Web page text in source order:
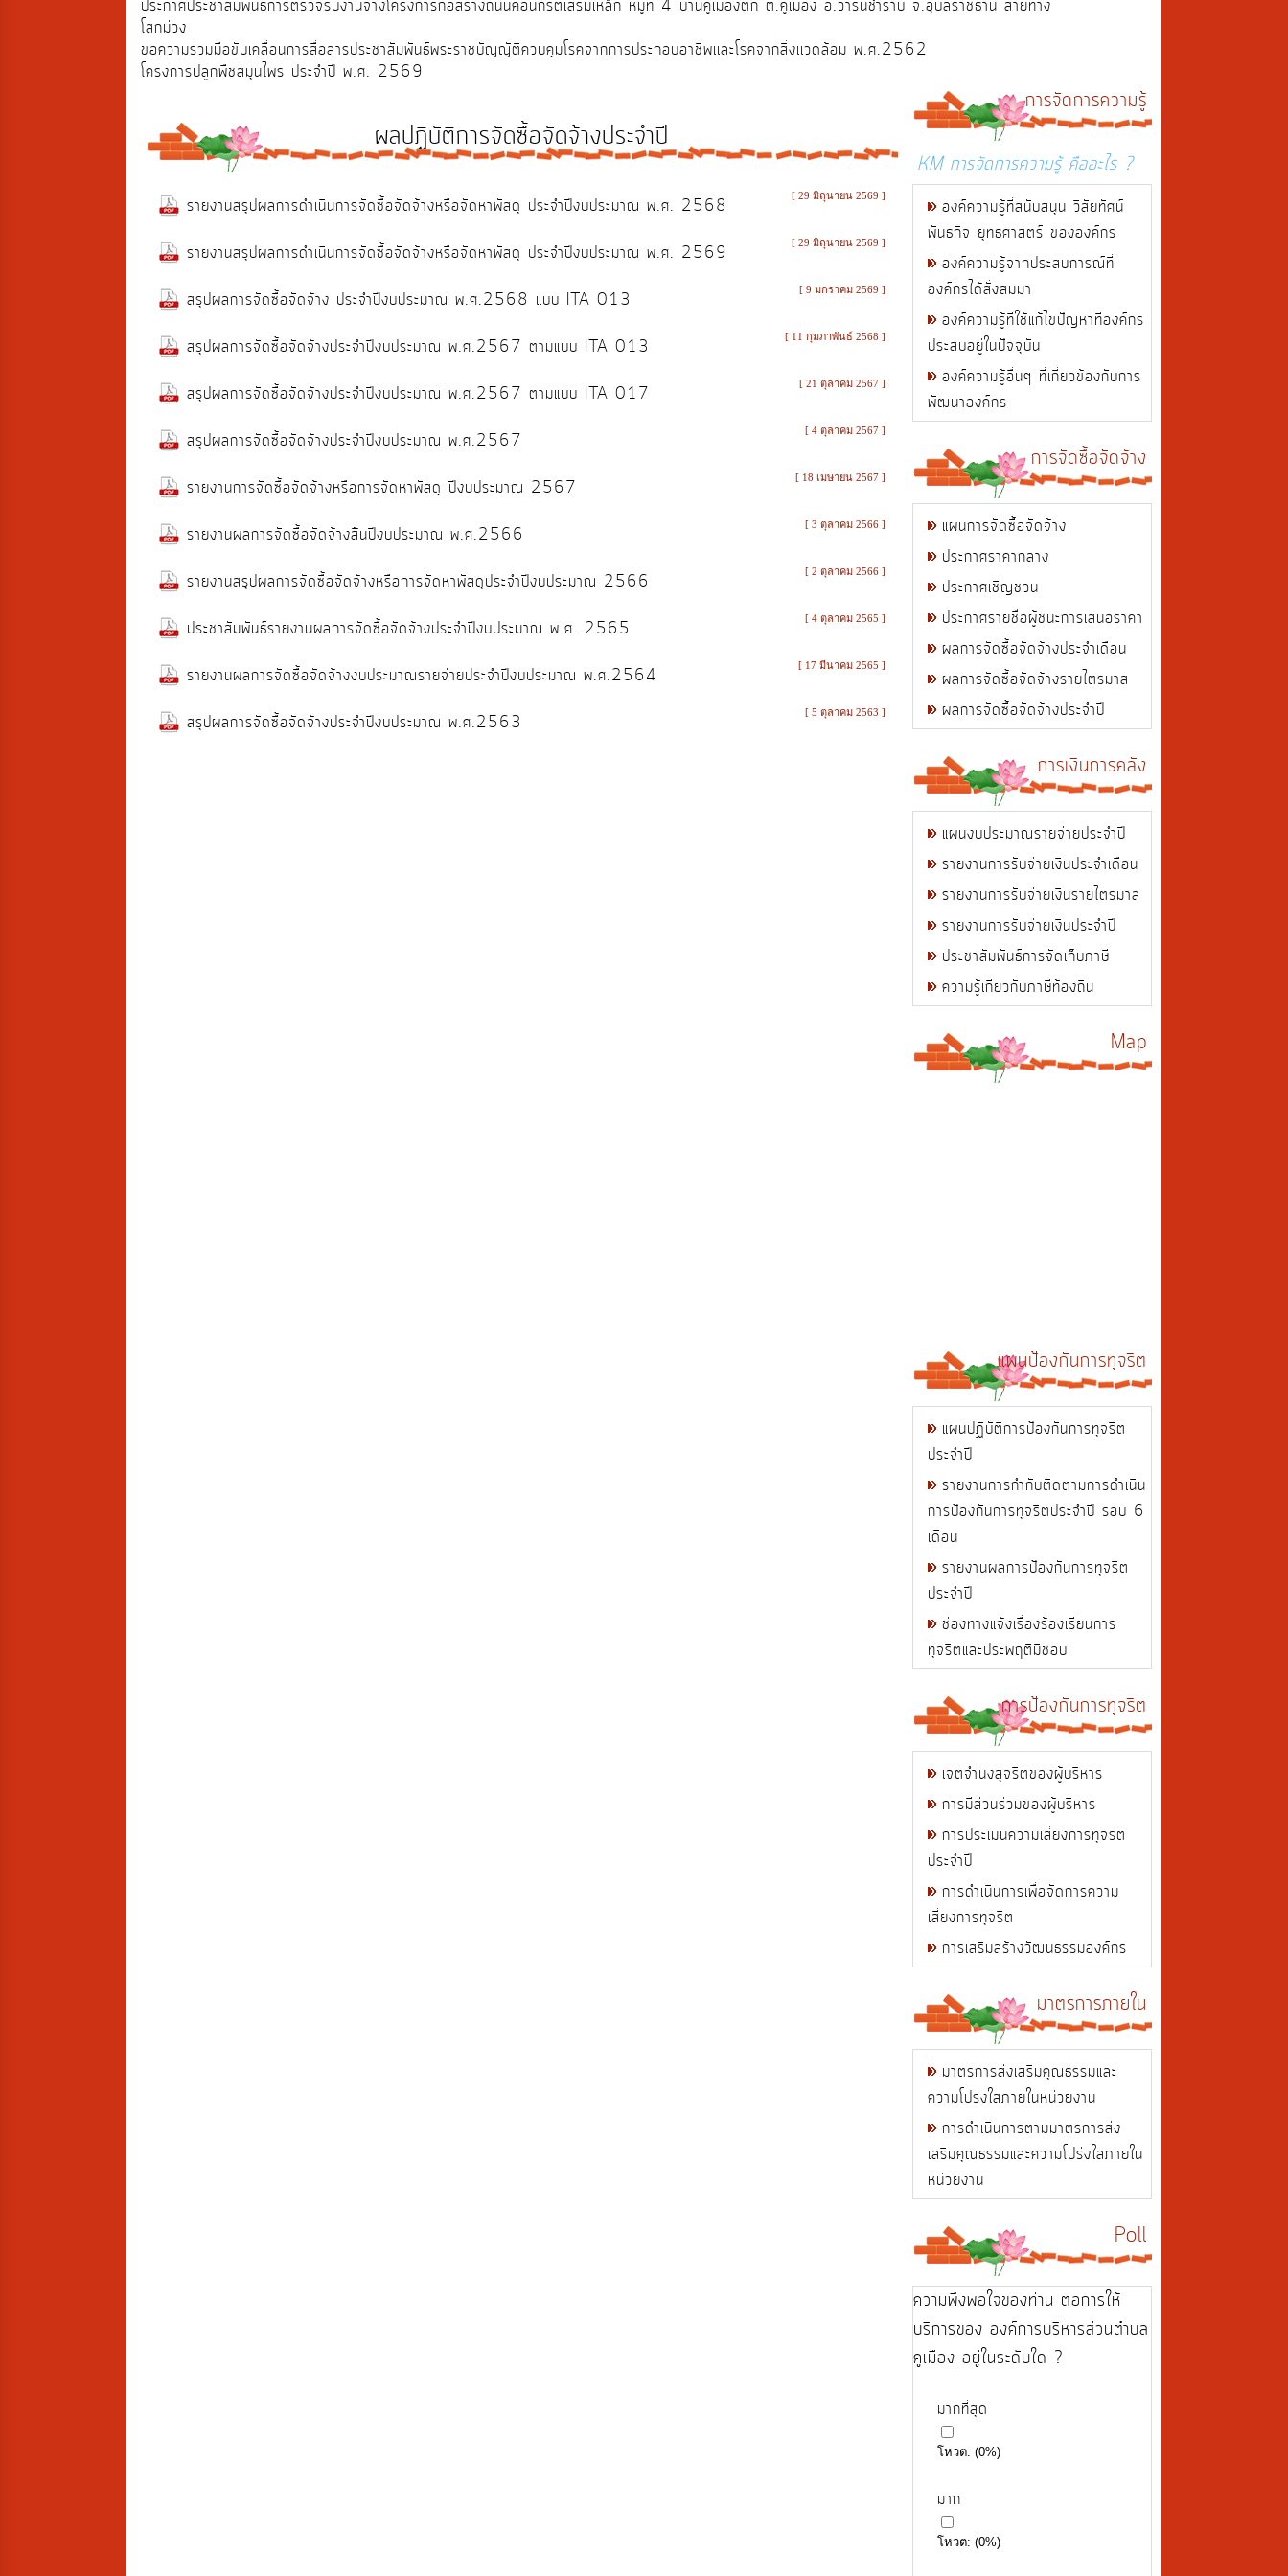
ประกาศประชาสัมพันธ์การตรวจรับงานจ้างโครงการก่อสร้างถนนคอนกรีตเสริมเหล็ก หมู่ที่ 4 บ้านคูเมืองตก ต.คูเมือง อ.วารินชำราบ จ.อุบลราชธานี สายทาง
โสกม่วง
ขอความร่วมมือขับเคลื่อนการสื่อสารประชาสัมพันธ์พระราชบัญญัติควบคุมโรคจากการประกอบอาชีพเเละโรคจากสิ่งเเวดล้อม พ.ศ.2562
โครงการปลูกพืชสมุนไพร ประจำปี พ.ศ. 2569
ผลปฏิบัติการจัดซื้อจัดจ้างประจำปี
รายงานสรุปผลการดำเนินการจัดซื้อจัดจ้างหรือจัดหาพัสดุ ประจำปีงบประมาณ พ.ศ. 2568 [ 29 มิถุนายน 2569 ]
รายงานสรุปผลการดำเนินการจัดซื้อจัดจ้างหรือจัดหาพัสดุ ประจำปีงบประมาณ พ.ศ. 2569 [ 29 มิถุนายน 2569 ]
สรุปผลการจัดซื้อจัดจ้าง ประจำปีงบประมาณ พ.ศ.2568 แบบ ITA 013 [ 9 มกราคม 2569 ]
สรุปผลการจัดซื้อจัดจ้างประจำปีงบประมาณ พ.ศ.2567 ตามแบบ ITA 013 [ 11 กุมภาพันธ์ 2568 ]
สรุปผลการจัดซื้อจัดจ้างประจำปีงบประมาณ พ.ศ.2567 ตามแบบ ITA 017 [ 21 ตุลาคม 2567 ]
สรุปผลการจัดซื้อจัดจ้างประจำปีงบประมาณ พ.ศ.2567 [ 4 ตุลาคม 2567 ]
รายงานการจัดซื้อจัดจ้างหรือการจัดหาพัสดุ ปีงบประมาณ 2567 [ 18 เมษายน 2567 ]
รายงานผลการจัดซื้อจัดจ้างส้ินปีงบประมาณ พ.ศ.2566 [ 3 ตุลาคม 2566 ]
รายงานสรุปผลการจัดซื้อจัดจ้างหรือการจัดหาพัสดุประจำปีงบประมาณ 2566 [ 2 ตุลาคม 2566 ]
ประชาสัมพันธ์รายงานผลการจัดซื้อจัดจ้างประจำปีงบประมาณ พ.ศ. 2565 [ 4 ตุลาคม 2565 ]
รายงานผลการจัดซื้อจัดจ้างงบประมาณรายจ่ายประจำปีงบประมาณ พ.ศ.2564 [ 17 มีนาคม 2565 ]
สรุปผลการจัดซื้อจัดจ้างประจำปีงบประมาณ พ.ศ.2563 [ 5 ตุลาคม 2563 ]
การจัดการความรู้
KM การจัดการความรู้ คืออะไร ?
องค์ความรู้ที่สนับสนุน วิสัยทัศน์
พันธกิจ ยุทธศาสตร์ ขององค์กร
องค์ความรู้จากประสบการณ์ที่
องค์กรได้สั่งสมมา
องค์ความรู้ที่ใช้แก้ไขปัญหาที่องค์กร
ประสบอยู่ในปัจจุบัน
องค์ความรู้อื่นๆ ที่เกี่ยวข้องกับการ
พัฒนาองค์กร
การจัดซื้อจัดจ้าง
แผนการจัดซื้อจัดจ้าง
ประกาศราคากลาง
ประกาศเชิญชวน
ประกาศรายชื่อผู้ชนะการเสนอราคา
ผลการจัดซื้อจัดจ้างประจำเดือน
ผลการจัดซื้อจัดจ้างรายไตรมาส
ผลการจัดซื้อจัดจ้างประจำปี
การเงินการคลัง
แผนงบประมาณรายจ่ายประจำปี
รายงานการรับจ่ายเงินประจำเดือน
รายงานการรับจ่ายเงินรายไตรมาส
รายงานการรับจ่ายเงินประจำปี
ประชาสัมพันธ์การจัดเก็บภาษี
ความรู้เกี่ยวกับภาษีท้องถิ่น
Map
แผนป้องกันการทุจริต
แผนปฏิบัติการป้องกันการทุจริต
ประจำปี
รายงานการกำกับติดตามการดำเนิน
การป้องกันการทุจริตประจำปี รอบ 6
เดือน
รายงานผลการป้องกันการทุจริต
ประจำปี
ช่องทางแจ้งเรื่องร้องเรียนการ
ทุจริตและประพฤติมิชอบ
การป้องกันการทุจริต
เจตจำนงสุจริตของผู้บริหาร
การมีส่วนร่วมของผู้บริหาร
การประเมินความเสี่ยงการทุจริต
ประจำปี
การดำเนินการเพื่อจัดการความ
เสี่ยงการทุจริต
การเสริมสร้างวัฒนธรรมองค์กร
มาตรการภายใน
มาตรการส่งเสริมคุณธรรมและ
ความโปร่งใสภายในหน่วยงาน
การดำเนินการตามมาตรการส่ง
เสริมคุณธรรมและความโปร่งใสภายใน
หน่วยงาน
Poll
ความพึงพอใจของท่าน ต่อการให้
บริการของ องค์การบริหารส่วนตำบล
คูเมือง อยู่ในระดับใด ?
มากที่สุด
โหวต: (0%)
มาก
โหวต: (0%)